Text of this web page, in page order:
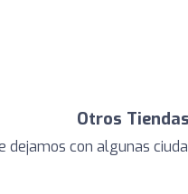
Otros
dejamos con algunas